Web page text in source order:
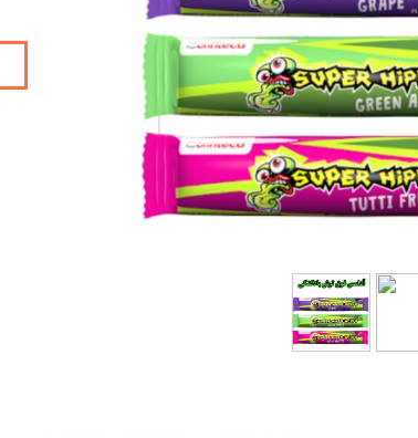
اسنک
پاستیل و مارشمالو
دوکبوکی
وسایل سوشی